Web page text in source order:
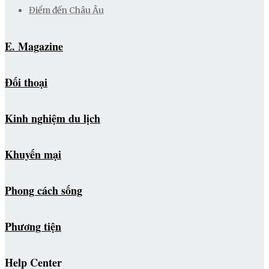
Điểm đến Châu Âu
E. Magazine
Đối thoại
Kinh nghiệm du lịch
Khuyến mại
Phong cách sống
Phương tiện
Help Center